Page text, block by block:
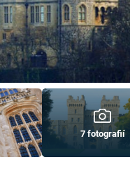
7 fotografií